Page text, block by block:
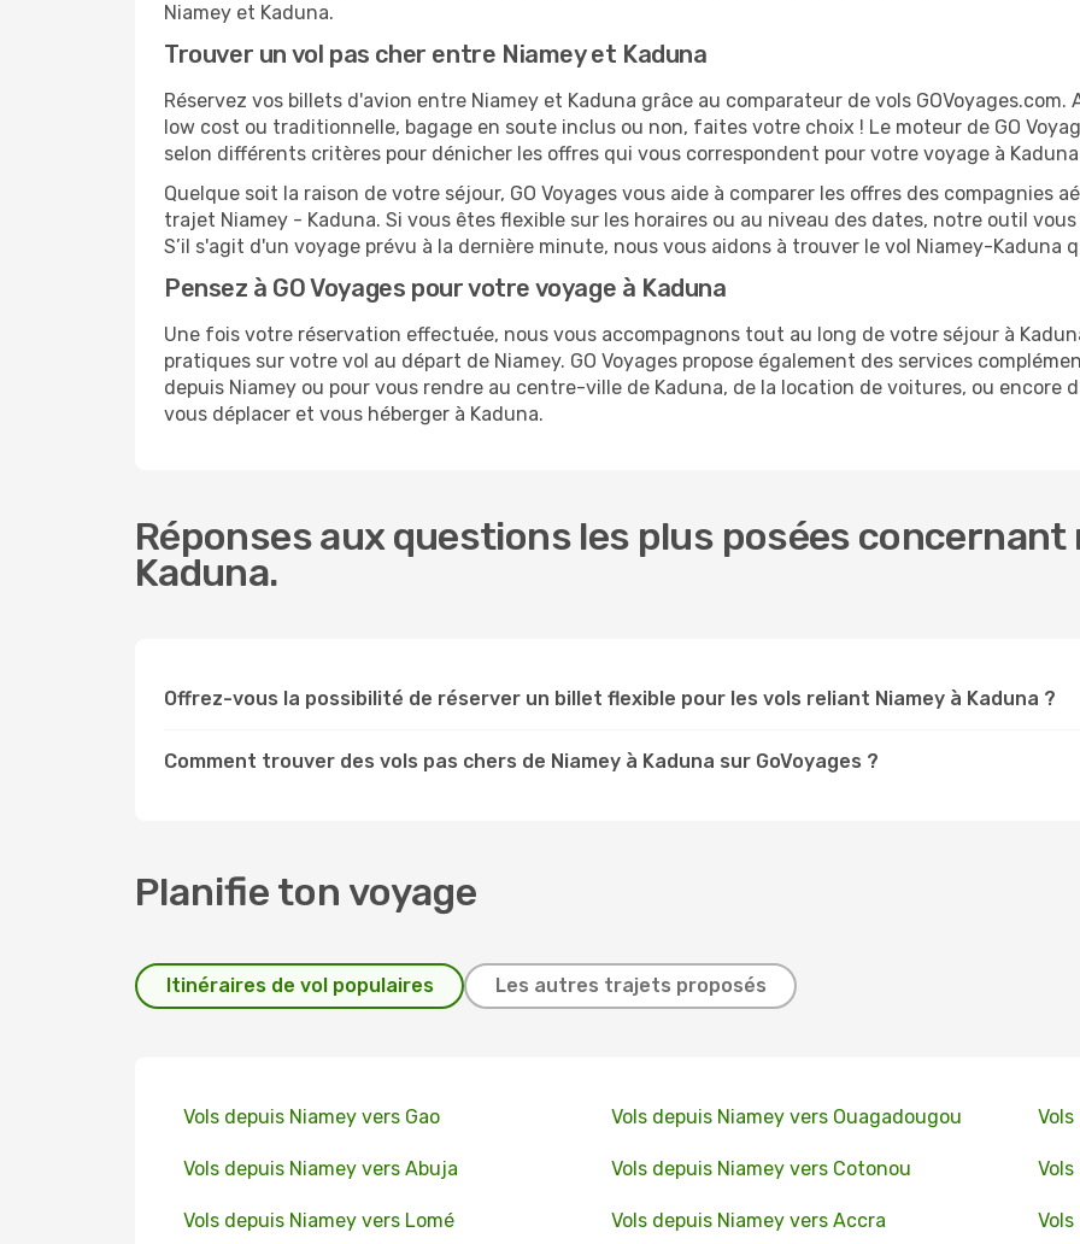
Niamey et Kaduna.
Trouver un vol pas cher entre Niamey et Kaduna
Réservez vos billets d'avion entre Niamey et Kaduna grâce au comparateur de vols GOVoyages.com.
low cost ou traditionnelle, bagage en soute inclus ou non, faites votre choix ! Le moteur de GO
selon différents critères pour dénicher les offres qui vous correspondent pour votre voyage à
Quelque soit la raison de votre séjour, GO Voyages vous aide à comparer les offres des compagnies
trajet Niamey - Kaduna. Si vous êtes flexible sur les horaires ou au niveau des dates, notre outil
S’il s'agit d'un voyage prévu à la dernière minute, nous vous aidons à trouver le vol Niamey-Kaduna
Pensez à GO Voyages pour votre voyage à Kaduna
Une fois votre réservation effectuée, nous vous accompagnons tout au long de votre séjour à
pratiques sur votre vol au départ de Niamey. GO Voyages propose également des services
depuis Niamey ou pour vous rendre au centre-ville de Kaduna, de la location de voitures, ou encore
vous déplacer et vous héberger à Kaduna.
Réponses aux questions les plus posées concernant
Kaduna.
Offrez-vous la possibilité de réserver un billet flexible pour les vols reliant Niamey à Kaduna ?
Comment trouver des vols pas chers de Niamey à Kaduna sur GoVoyages ?
Planifie ton voyage
Itinéraires de vol populaires Les autres trajets proposés
Vols depuis Niamey vers Gao Vols depuis Niamey vers Ouagadougou
Vols depuis Niamey vers Abuja Vols depuis Niamey vers Cotonou
Vols depuis Niamey vers Lomé Vols depuis Niamey vers Accra